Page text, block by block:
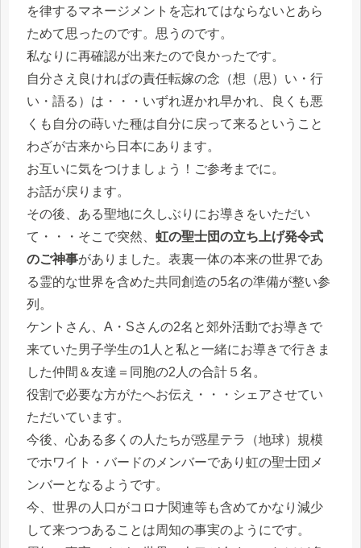
を律するマネージメントを忘れてはならないとあら
ためて思ったのです。思うのです。
私なりに再確認が出来たので良かったです。
自分さえ良ければの責任転嫁の念（想（思）い・行
い・語る）は・・・いずれ遅かれ早かれ、良くも悪
くも自分の蒔いた種は自分に戻って来るということ
わざが古来から日本にあります。
お互いに気をつけましょう！ご参考までに。
お話が戻ります。
その後、ある聖地に久しぶりにお導きをいただい
て・・・そこで突然、 虹の聖士団の立ち上げ発令式
のご神事がありました。表裏一体の本来の世界であ
る霊的な世界を含めた共同創造の5名の準備が整い参
列。
ケントさん、A・Sさんの2名と郊外活動でお導きで
来ていた男子学生の1人と私と一緒にお導きで行きま
した仲間＆友達＝同胞の2人の合計５名。
役割で必要な方がたへお伝え・・・シェアさせてい
ただいています。
今後、心ある多くの人たちが惑星テラ（地球）規模
でホワイト・バードのメンバーであり虹の聖士団メ
ンバーとなるようです。
今、世界の人口がコロナ関連等も含めてかなり減少
して来つつあることは周知の事実のようにです。